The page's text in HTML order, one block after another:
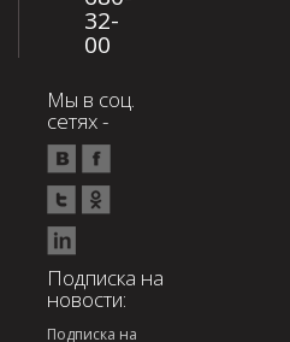
32-
00
Мы в соц.
сетях -
Подписка на
новости:
Подписка на